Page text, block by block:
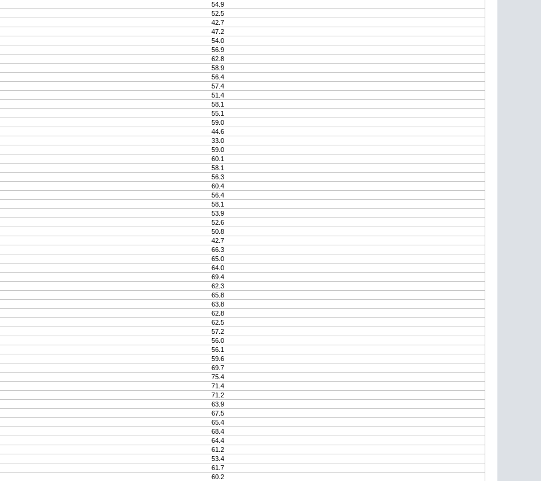
54.9
52.5
42.7
47.2
54.0
56.9
62.8
58.9
56.4
57.4
51.4
58.1
55.1
59.0
44.6
33.0
59.0
60.1
58.1
56.3
60.4
56.4
58.1
53.9
52.6
50.8
42.7
66.3
65.0
64.0
69.4
62.3
65.8
63.8
62.8
62.5
57.2
56.0
56.1
59.6
69.7
75.4
71.4
71.2
63.9
67.5
65.4
68.4
64.4
61.2
53.4
61.7
60.2